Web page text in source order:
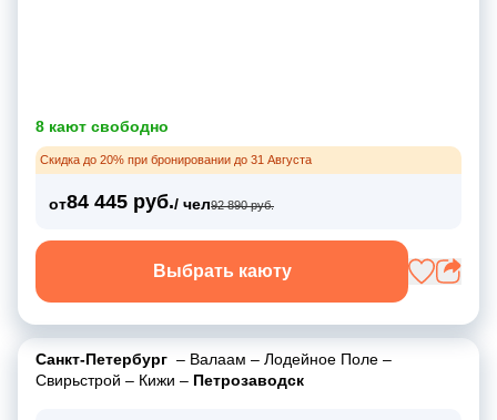
8 кают свободно
Скидка до 20% при бронировании до 31 Августа
от84 445 руб./ чел92 890 руб.
Выбрать каюту
Санкт-Петербург – Валаам – Лодейное Поле –
Свирьстрой – Кижи – Петрозаводск